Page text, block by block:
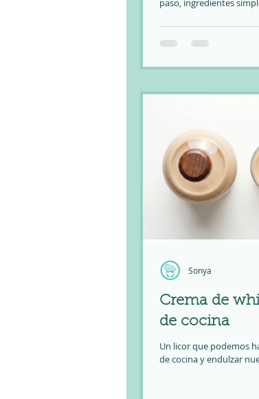
paso, ingredientes
sin cristalitos.
Crema de
de cocina
Un licor que podemos
de cocina y endulzar
Sonya